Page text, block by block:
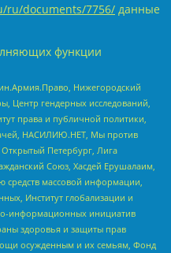
ru/documents/7756/ данные
функции
Нижегородский
Центр гендерных исследований,
права и публичной политики,
НАСИЛИЮ.НЕТ, Мы против
Петербург, Лига
Союз, Хасдей Ерушалаим,
средств массовой информации,
Институт глобализации и
информационных инициатив
здоровья и защиты прав
осужденным и их семьям, Фонд